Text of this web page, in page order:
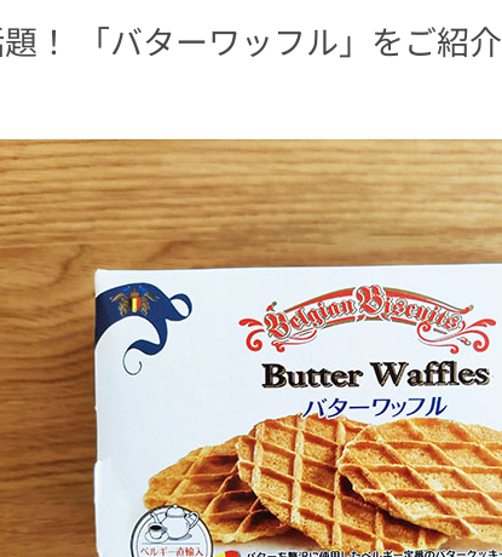
！ 「バターワッフル」をご紹介